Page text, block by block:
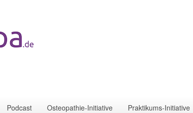
Podcast Osteopathie-Initiative Praktikums-Initiative